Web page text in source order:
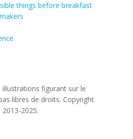
things before breakfast
illustrations figurant sur le
libres de droits. Copyright
2025.